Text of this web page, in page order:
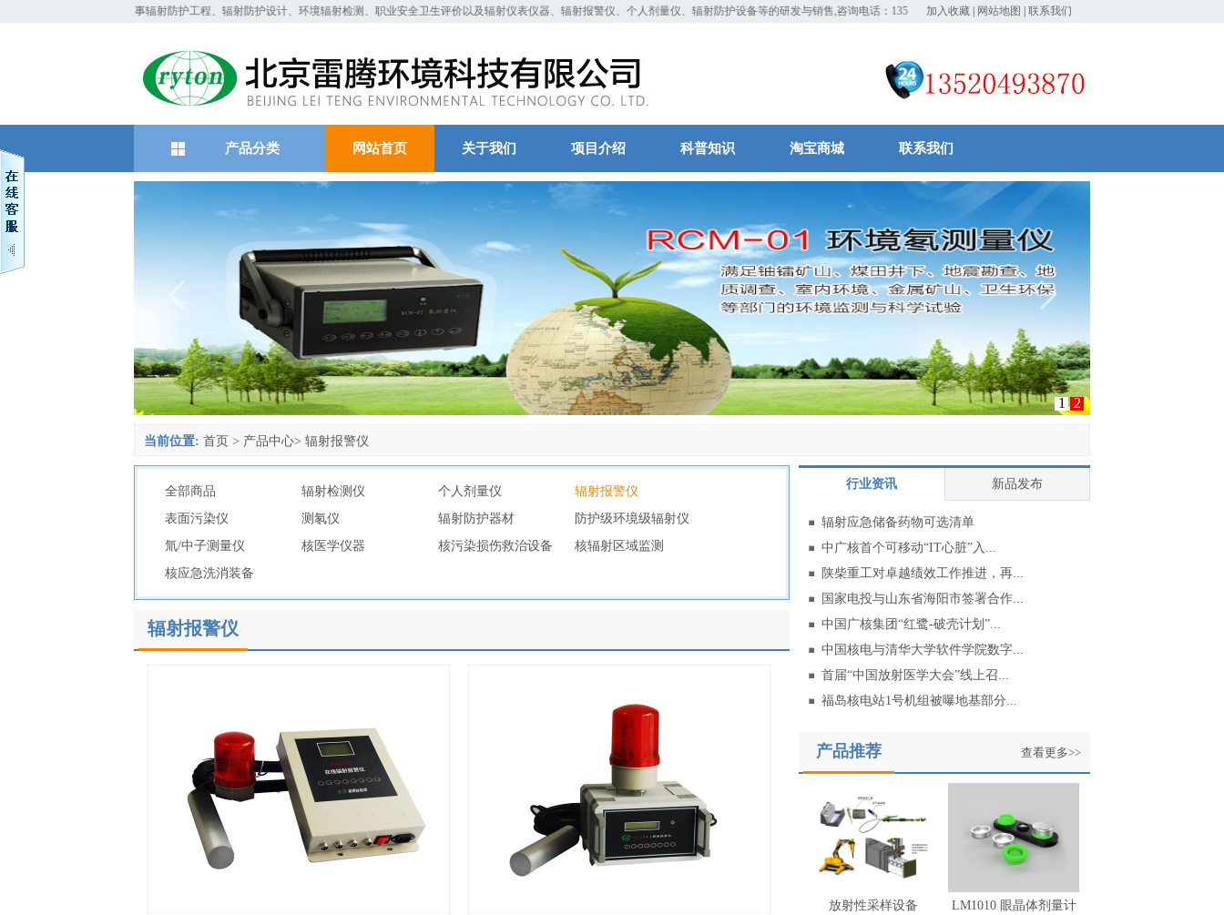
我们主要从事辐射防护工程、辐射防护设计、环境辐射检测、职业安全卫生评价以及辐射仪表仪器、辐射报警仪、个人剂量仪、辐射防护设备等的研发与销售,咨询电话：13520793870!
加入收藏 网站地图 联系我们
产品分类 网站首页 关于我们 项目介绍 科普知识 淘宝商城 联系我们
1 2
当前位置: 首页 > 产品中心> 辐射报警仪
全部商品 辐射检测仪 个人剂量仪
辐射报警仪
表面污染仪
测氡仪 辐射防护器材
防护级环境级辐射仪
氚/中子测量仪
核医学仪器 核污染损伤救治设备
核辐射区域监测
核应急洗消装备
辐射报警仪
行业资讯 新品发布
辐射应急储备药物可选清单
中广核首个可移动“IT心脏”入...
陕柴重工对卓越绩效工作推进，再...
国家电投与山东省海阳市签署合作...
中国广核集团“红鹭-破壳计划”...
中国核电与清华大学软件学院数字...
首届“中国放射医学大会”线上召...
福岛核电站1号机组被曝地基部分...
产品推荐 查看更多>>
放射性采样设备 LM1010 眼晶体剂量计